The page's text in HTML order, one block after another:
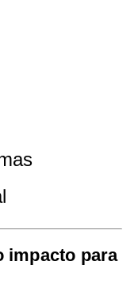
impacto para